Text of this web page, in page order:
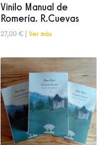
Vinilo Manual de
Romería. R.Cuevas
27,00 € | Ver más